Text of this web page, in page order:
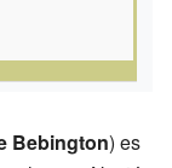
Bebington) es